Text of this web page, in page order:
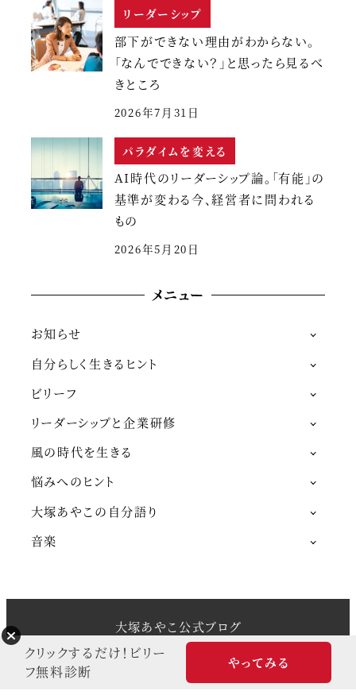
リーダーシップ
部下ができない理由がわからない。
「なんでできない？」と思ったら見るべ
きところ
2026年7月31日
パラダイムを変える
AI時代のリーダーシップ論。「有能」の
基準が変わる今、経営者に問われる
もの
2026年5月20日
メニュー
お知らせ
自分らしく生きるヒント
ビリーフ
リーダーシップと企業研修
風の時代を生きる
悩みへのヒント
大塚あやこの自分語り
音楽
大塚あやこ公式ブログ
Snow Monkey theme byモンキーレンチ
WordPress
クリックするだけ！ビリー
フ無料診断
やってみる